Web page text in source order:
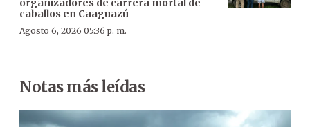
organizadores de carrera mortal de
caballos en Caaguazú
Agosto 6, 2026 05:36 p. m.
Notas más leídas